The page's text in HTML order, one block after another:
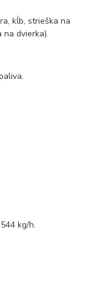
kĺb, strieška na
na dvierka).
kg/h.